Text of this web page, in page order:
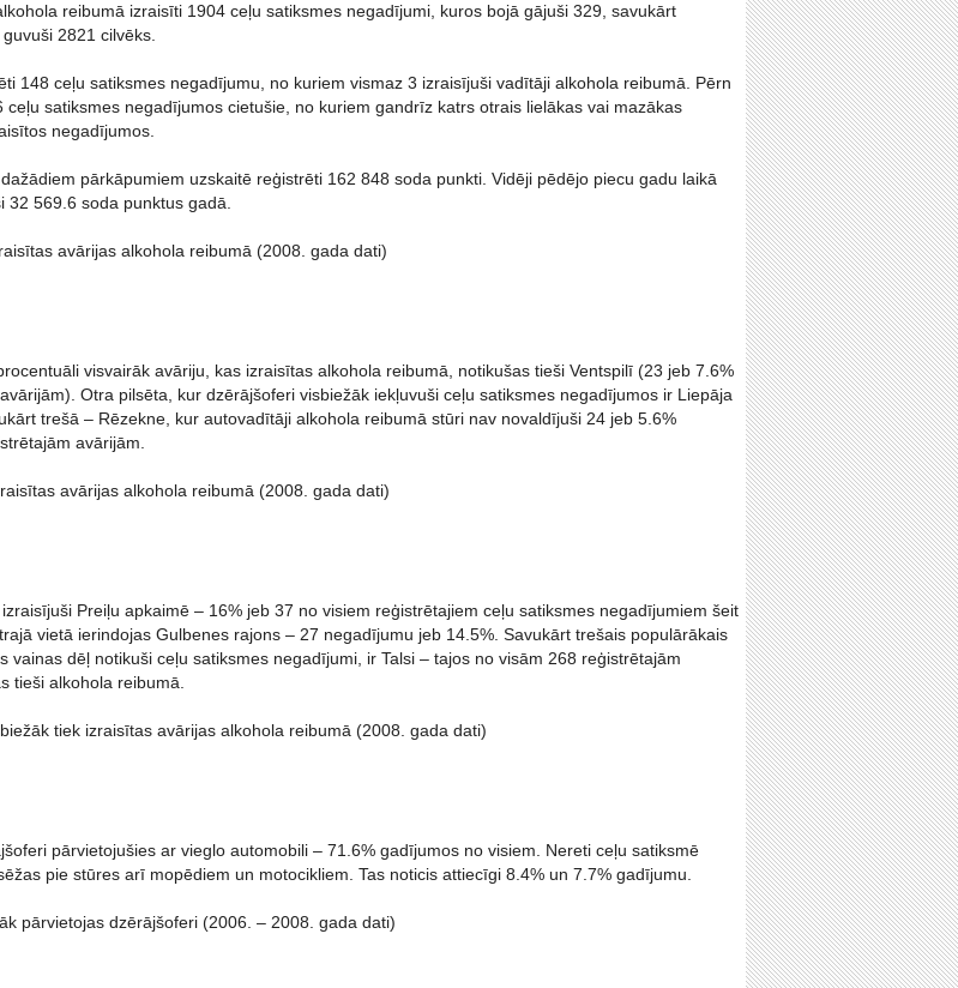
reibumā izraisīti 1904 ceļu satiksmes negadījumi, kuros bojā gājuši 329, savukārt
2821 cilvēks.
148 ceļu satiksmes negadījumu, no kuriem vismaz 3 izraisījuši vadītāji alkohola reibumā. Pērn
ceļu satiksmes negadījumos cietušie, no kuriem gandrīz katrs otrais lielākas vai mazākas
negadījumos.
pārkāpumiem uzskaitē reģistrēti 162 848 soda punkti. Vidēji pēdējo piecu gadu laikā
569.6 soda punktus gadā.
avārijas alkohola reibumā (2008. gada dati)
visvairāk avāriju, kas izraisītas alkohola reibumā, notikušas tieši Ventspilī (23 jeb 7.6%
Otra pilsēta, kur dzērājšoferi visbiežāk iekļuvuši ceļu satiksmes negadījumos ir Liepāja
trešā – Rēzekne, kur autovadītāji alkohola reibumā stūri nav novaldījuši 24 jeb 5.6%
avārijām.
avārijas alkohola reibumā (2008. gada dati)
Preiļu apkaimē – 16% jeb 37 no visiem reģistrētajiem ceļu satiksmes negadījumiem šeit
vietā ierindojas Gulbenes rajons – 27 negadījumu jeb 14.5%. Savukārt trešais populārākais
vainas dēļ notikuši ceļu satiksmes negadījumi, ir Talsi – tajos no visām 268 reģistrētajām
tieši alkohola reibumā.
tiek izraisītas avārijas alkohola reibumā (2008. gada dati)
pārvietojušies ar vieglo automobili – 71.6% gadījumos no visiem. Nereti ceļu satiksmē
pie stūres arī mopēdiem un motocikliem. Tas noticis attiecīgi 8.4% un 7.7% gadījumu.
pārvietojas dzērājšoferi (2006. – 2008. gada dati)